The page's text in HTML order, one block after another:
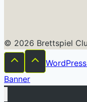
© 2026 Brettspiel
Banner